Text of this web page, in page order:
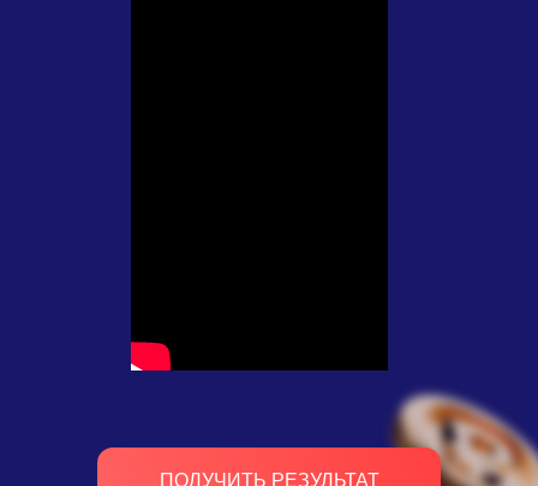
ПОЛУЧИТЬ РЕЗУЛЬТАТ